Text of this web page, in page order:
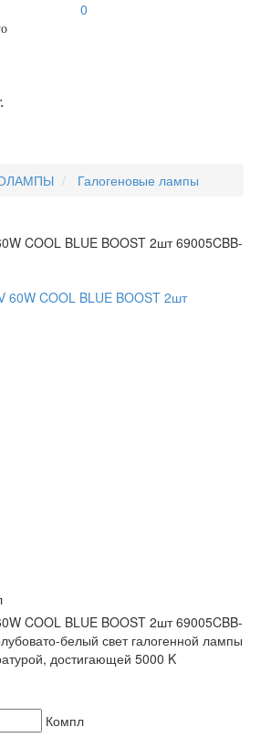
0
Галогеновые лампы
COOL BLUE BOOST 2шт 69005CBB-
COOL BLUE BOOST 2шт 69005CBB-
белый свет галогенной лампы
достигающей 5000 K
Компл